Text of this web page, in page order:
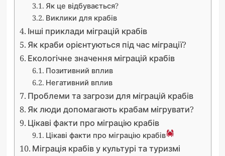
Як це відбувається?
Виклики для крабів
Інші приклади міграцій крабів
Як краби орієнтуються під час міграції?
Екологічне значення міграцій крабів
Позитивний вплив
Негативний вплив
Проблеми та загрози для міграцій крабів
Як люди допомагають крабам мігрувати?
Цікаві факти про міграцію крабів
Цікаві факти про міграцію крабів
Міграція крабів у культурі та туризмі